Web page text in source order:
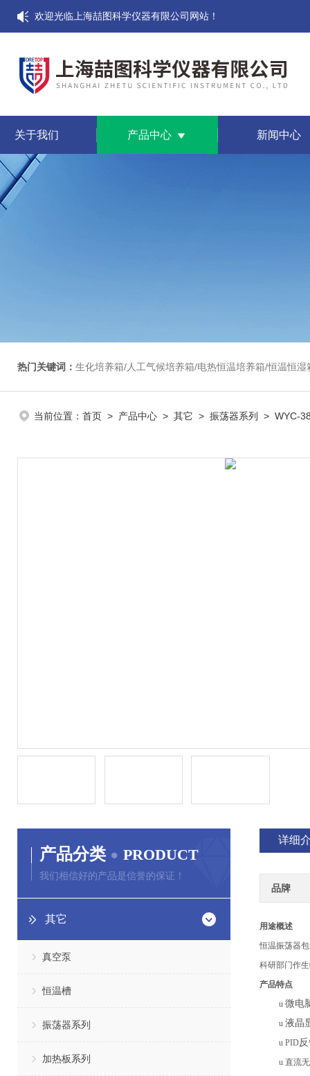
欢迎光临上海喆图科学仪器有限公司网站！
关于我们 产品中心 新闻中心
热门关键词： 生化培养箱/人工气候培养箱/电热恒温培养箱/恒温恒湿箱/光照培养箱/二氧化碳培养箱
当前位置： 首页 > 产品中心 > 其它 > 振荡器系列 > WYC-
产品分类 PRODUCT
我们相信好的产品是信誉的保证！
其它
真空泵
恒温槽
振荡器系列
加热板系列
详细
品牌
用途概述
恒温振荡器
科研部门作
产品特点
u 微电
u 液晶
u PID
u 直流无